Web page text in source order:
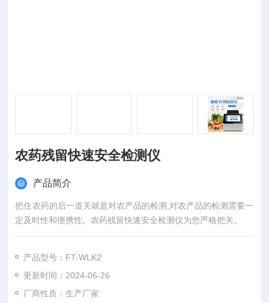
农药残留快速安全检测仪
产品简介
把住农药的后一道关就是对农产品的检测,对农产品的检测需要一
定及时性和便携性。农药残留快速安全检测仪为您严格把关。
产品型号：FT-WLK2
更新时间：2024-06-26
厂商性质：生产厂家